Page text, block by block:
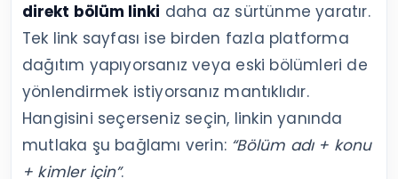
direkt bölüm linki daha az sürtünme yaratır.
Tek link sayfası ise birden fazla platforma
dağıtım yapıyorsanız veya eski bölümleri de
yönlendirmek istiyorsanız mantıklıdır.
Hangisini seçerseniz seçin, linkin yanında
mutlaka şu bağlamı verin: “Bölüm adı + konu
+ kimler için”.